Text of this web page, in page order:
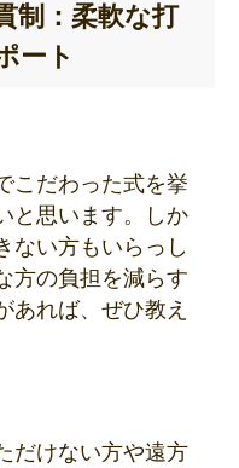
制：柔軟な打
ート
こだわった式を挙
と思います。しか
ない方もいらっし
方の負担を減らす
あれば、ぜひ教え
だけない方や遠方